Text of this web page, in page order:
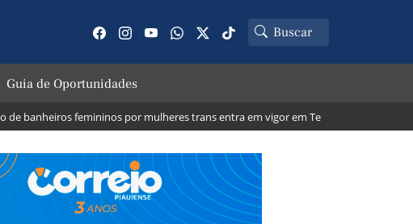
Guia de Oportunidades
femininos por mulheres trans entra em vigor em Teresina; veja o que muda